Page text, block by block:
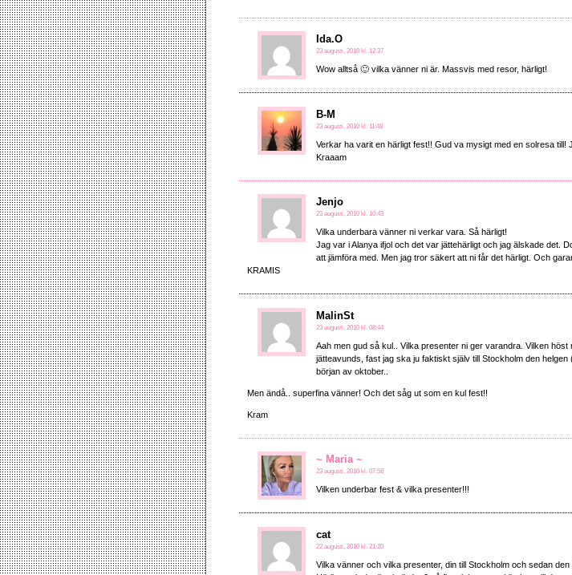
Ida.O
23 augusti, 2010 kl. 12:37
Wow alltså 🙂 vilka vänner ni är. Massvis med resor, härligt!
B-M
23 augusti, 2010 kl. 11:48
Verkar ha varit en härligt fest!! Gud va mysigt med en solresa
Kraaam
Jenjo
23 augusti, 2010 kl. 10:43
Vilka underbara vänner ni verkar vara. Så härligt!
Jag var i Alanya ifjol och det var jättehärligt och jag älskade det.
att jämföra med. Men jag tror säkert att ni får det härligt. Och
KRAMIS
MalinSt
23 augusti, 2010 kl. 08:44
Aah men gud så kul.. Vilka presenter ni ger varandra. Vilken
jätteavunds, fast jag ska ju faktiskt själv till Stockholm den
början av oktober..
Men ändå.. superfina vänner! Och det såg ut som en kul fest!!
Kram
~ Maria ~
23 augusti, 2010 kl. 07:58
Vilken underbar fest & vilka presenter!!!
cat
22 augusti, 2010 kl. 21:20
Vilka vänner och vilka presenter, din till Stockholm och sedan den